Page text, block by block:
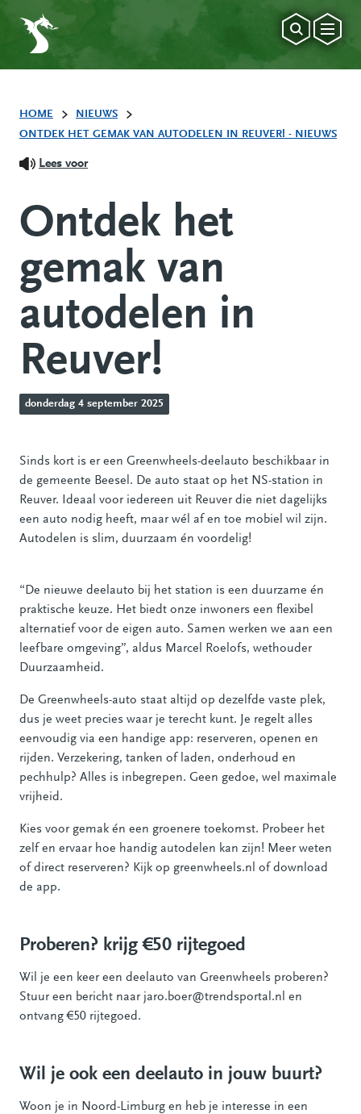
HOME
NIEUWS
ONTDEK HET GEMAK VAN AUTODELEN IN REUVER! - NIEUWS
Lees voor
Ontdek het
gemak van
autodelen in
Reuver!
donderdag 4 september 2025
Sinds kort is er een Greenwheels-deelauto beschikbaar in
de gemeente Beesel. De auto staat op het NS-station in
Reuver. Ideaal voor iedereen uit Reuver die niet dagelijks
een auto nodig heeft, maar wél af en toe mobiel wil zijn.
Autodelen is slim, duurzaam én voordelig!
“De nieuwe deelauto bij het station is een duurzame én
praktische keuze. Het biedt onze inwoners een flexibel
alternatief voor de eigen auto. Samen werken we aan een
leefbare omgeving”, aldus Marcel Roelofs, wethouder
Duurzaamheid.
De Greenwheels-auto staat altijd op dezelfde vaste plek,
dus je weet precies waar je terecht kunt. Je regelt alles
eenvoudig via een handige app: reserveren, openen en
rijden. Verzekering, tanken of laden, onderhoud en
pechhulp? Alles is inbegrepen. Geen gedoe, wel maximale
vrijheid.
Kies voor gemak én een groenere toekomst. Probeer het
zelf en ervaar hoe handig autodelen kan zijn! Meer weten
of direct reserveren? Kijk op greenwheels.nl of download
de app.
Proberen? krijg €50 rijtegoed
Wil je een keer een deelauto van Greenwheels proberen?
Stuur een bericht naar jaro.boer@trendsportal.nl en
ontvang €50 rijtegoed.
Wil je ook een deelauto in jouw buurt?
Woon je in Noord-Limburg en heb je interesse in een